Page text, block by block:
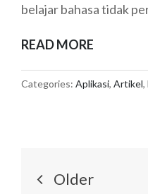
belajar bahasa tidak
READ MORE
UNTUK
Categories: Aplikasi, Artikel,
Posts
Older